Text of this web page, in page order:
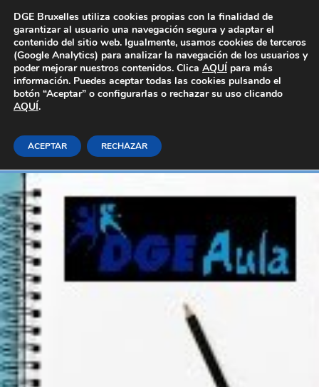
Área Privada
Análisis del sistema financiero
Inicio E-learning_Generales
DGE Bruxelles utiliza cookies propias con la finalidad de
garantizar al usuario una navegación segura y adaptar el
contenido del sitio web. Igualmente, usamos cookies de terceros
(Google Analytics) para analizar la navegación de los usuarios y
poder mejorar nuestros contenidos. Clica AQUÍ para más
información. Puedes aceptar todas las cookies pulsando el
botón “Aceptar” o configurarlas o rechazar su uso clicando
AQUÍ.
ACEPTAR RECHAZAR